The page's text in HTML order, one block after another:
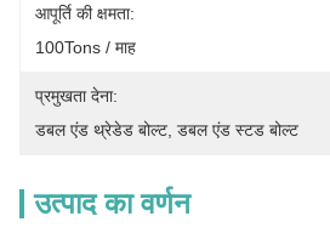
आपूर्ति की क्षमता:
100Tons / माह
प्रमुखता देना:
डबल एंड थ्रेडेड बोल्ट डबल एंड स्टड बोल्ट
उत्पाद का वर्णन